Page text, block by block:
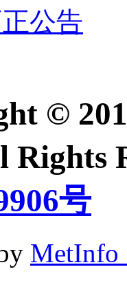
公告
©
Rights
号
MetInfo